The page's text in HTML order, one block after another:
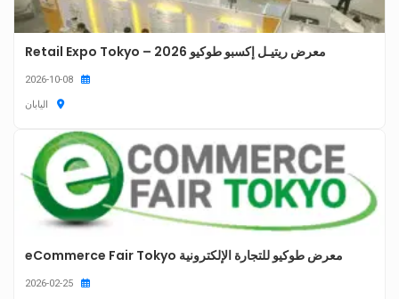
معرض ريتيـل إكسبو طوكيو 2026 – Retail Expo Tokyo
اليابان
معرض طوكيو للتجارة الإلكترونية eCommerce Fair Tokyo